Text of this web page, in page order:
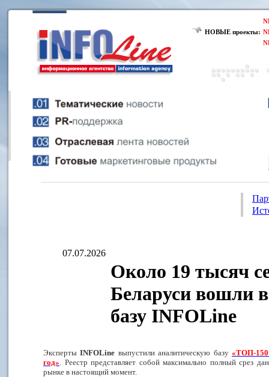
НОВЫЕ проекты:
07.07.2026
Около 19 тысяч
Беларуси вошли
базу INFOLine
Эксперты INFOLine выпустили аналитическую базу«ТОП-150
год». Реестр представляет собой максимально полный срез
рынке в настоящий момент.